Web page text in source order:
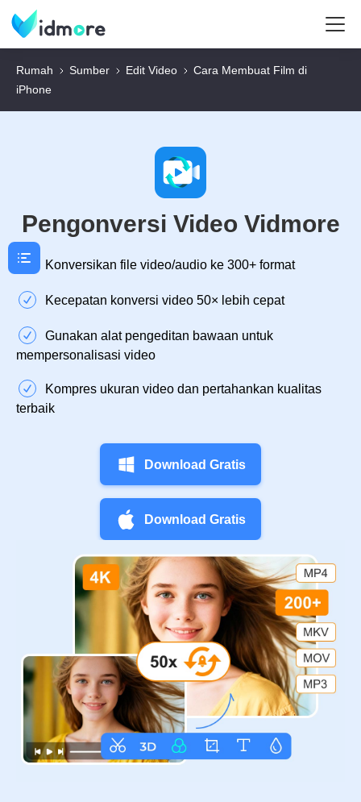
Rumah Sumber Edit Video
Cara Membuat Film di
iPhone
Pengonversi Video Vidmore
Konversikan file video/audio ke 300+ format
Kecepatan konversi video 50× lebih cepat
Gunakan alat pengeditan bawaan untuk
mempersonalisasi video
Kompres ukuran video dan pertahankan kualitas
terbaik
Download Gratis
Download Gratis